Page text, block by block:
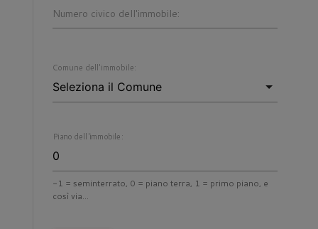
Numero civico dell'immobile:
Comune dell'immobile:
Piano dell'immobile:
-1 = seminterrato, 0 = piano terra, 1 = primo piano, e
così via...